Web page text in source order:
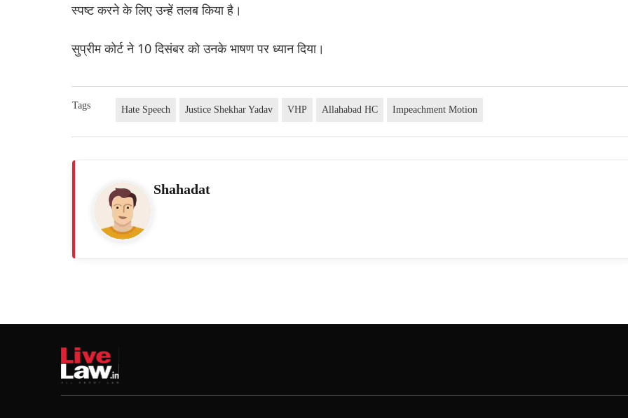
स्पष्ट करने के लिए उन्हें तलब किया है।
सुप्रीम कोर्ट ने 10 दिसंबर को उनके भाषण पर ध्यान दिया।
Tags Hate Speech Justice Shekhar Yadav VHP Allahabad HC Impeachment Motion
Shahadat